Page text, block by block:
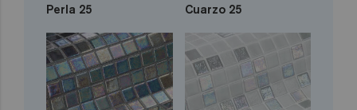
Perla 25 Cuarzo 25